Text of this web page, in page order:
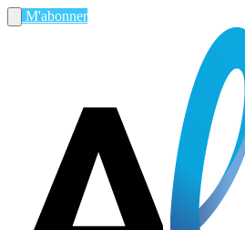
M'abonner